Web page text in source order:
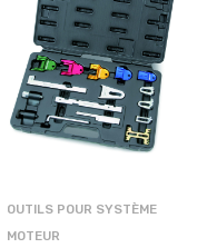
OUTILS POUR SYSTÈME
MOTEUR